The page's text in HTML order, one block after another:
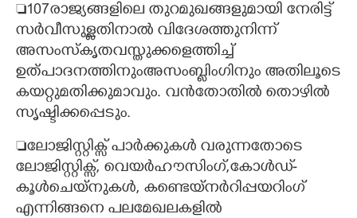
107രാജ്യങ്ങളിലെ തുറമുഖങ്ങളുമായി നേരിട്ട്
സർവീസുള്ളതിനാൽ വിദേശത്തുനിന്ന്
അസംസ്കൃതവസ്തുക്കളെത്തിച്ച്
ഉത്പാദനത്തിനുംഅസംബ്ലിംഗിനും അതിലൂടെ
കയറ്റുമതിക്കുമാവും. വൻതോതിൽ തൊഴിൽ
സൃഷ്ടിക്കപ്പെടും.
ലോജിസ്റ്റിക്സ് പാർക്കുകൾ വരുന്നതോടെ
ലോജിസ്റ്റിക്സ്, വെയർഹൗസിംഗ്,കോൾഡ്-
കൂൾചെയ്നുകൾ, കണ്ടെയ്നർറിപ്പയറിംഗ്
എന്നിങ്ങനെ പലമേഖലകളിൽ